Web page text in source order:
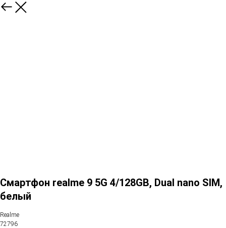
Смартфон realme 9 5G 4/128GB, Dual nano SIM,
белый
Realme
72796